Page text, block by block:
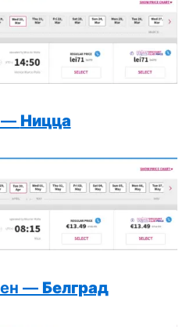
— Ницца
— Белград